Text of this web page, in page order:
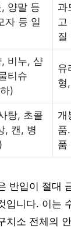
양말 등
자 등 일
과
고
질
비누, 샴
티슈
)
유
형
탕, 초콜
, 캔, 병
개
품
품
반입이 절대
입니다. 이는
치소 전체의